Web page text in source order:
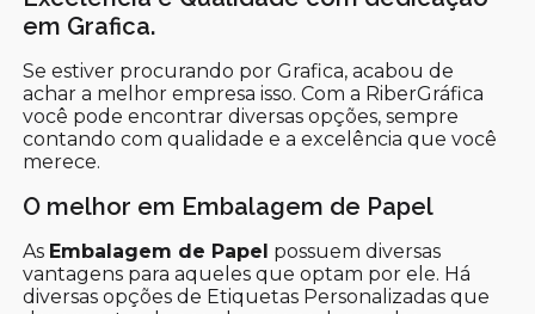
em Grafica.
Se estiver procurando por Grafica, acabou de
achar a melhor empresa isso. Com a RiberGráfica
você pode encontrar diversas opções, sempre
contando com qualidade e a excelência que você
merece.
O melhor em Embalagem de Papel
As Embalagem de Papel possuem diversas
vantagens para aqueles que optam por ele. Há
diversas opções de Etiquetas Personalizadas que